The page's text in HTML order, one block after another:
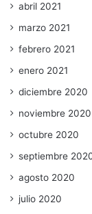
abril 2021
marzo 2021
febrero 2021
enero 2021
diciembre 2020
noviembre 2020
octubre 2020
septiembre
agosto 2020
julio 2020